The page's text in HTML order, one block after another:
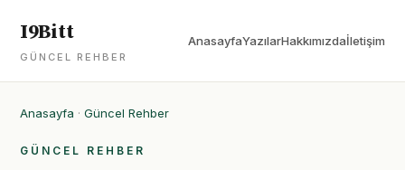
I9Bitt
GÜNCEL REHBER
AnasayfaYazılarHakkımızdaİletişim
Anasayfa · Güncel Rehber
GÜNCEL REHBER